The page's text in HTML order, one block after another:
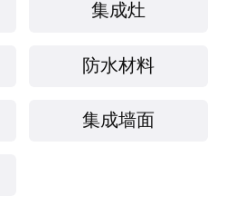
集成灶
防水材料
集成墙面